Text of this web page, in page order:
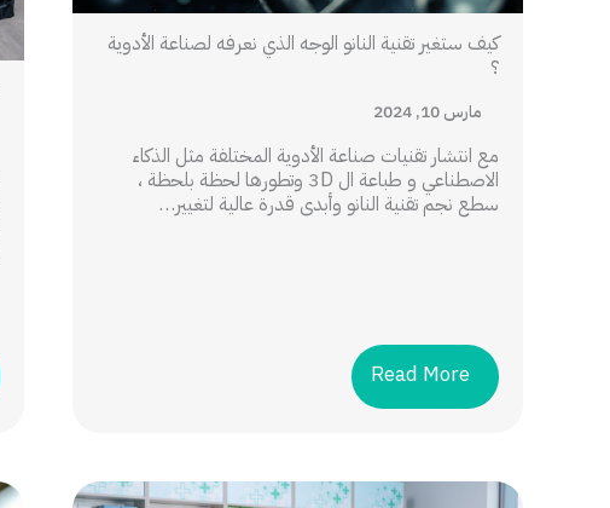
كيف ستغير تقنية النانو الوجه الذي نعرفه لصناعة الأدوية
؟
مارس 10, 2024
مع انتشار تقنيات صناعة الأدوية المختلفة مثل الذكاء
الاصطناعي و طباعة ال 3D وتطورها لحظة بلحظة ،
سطع نجم تقنية النانو وأبدى قدرة عالية لتغيير…
Read More